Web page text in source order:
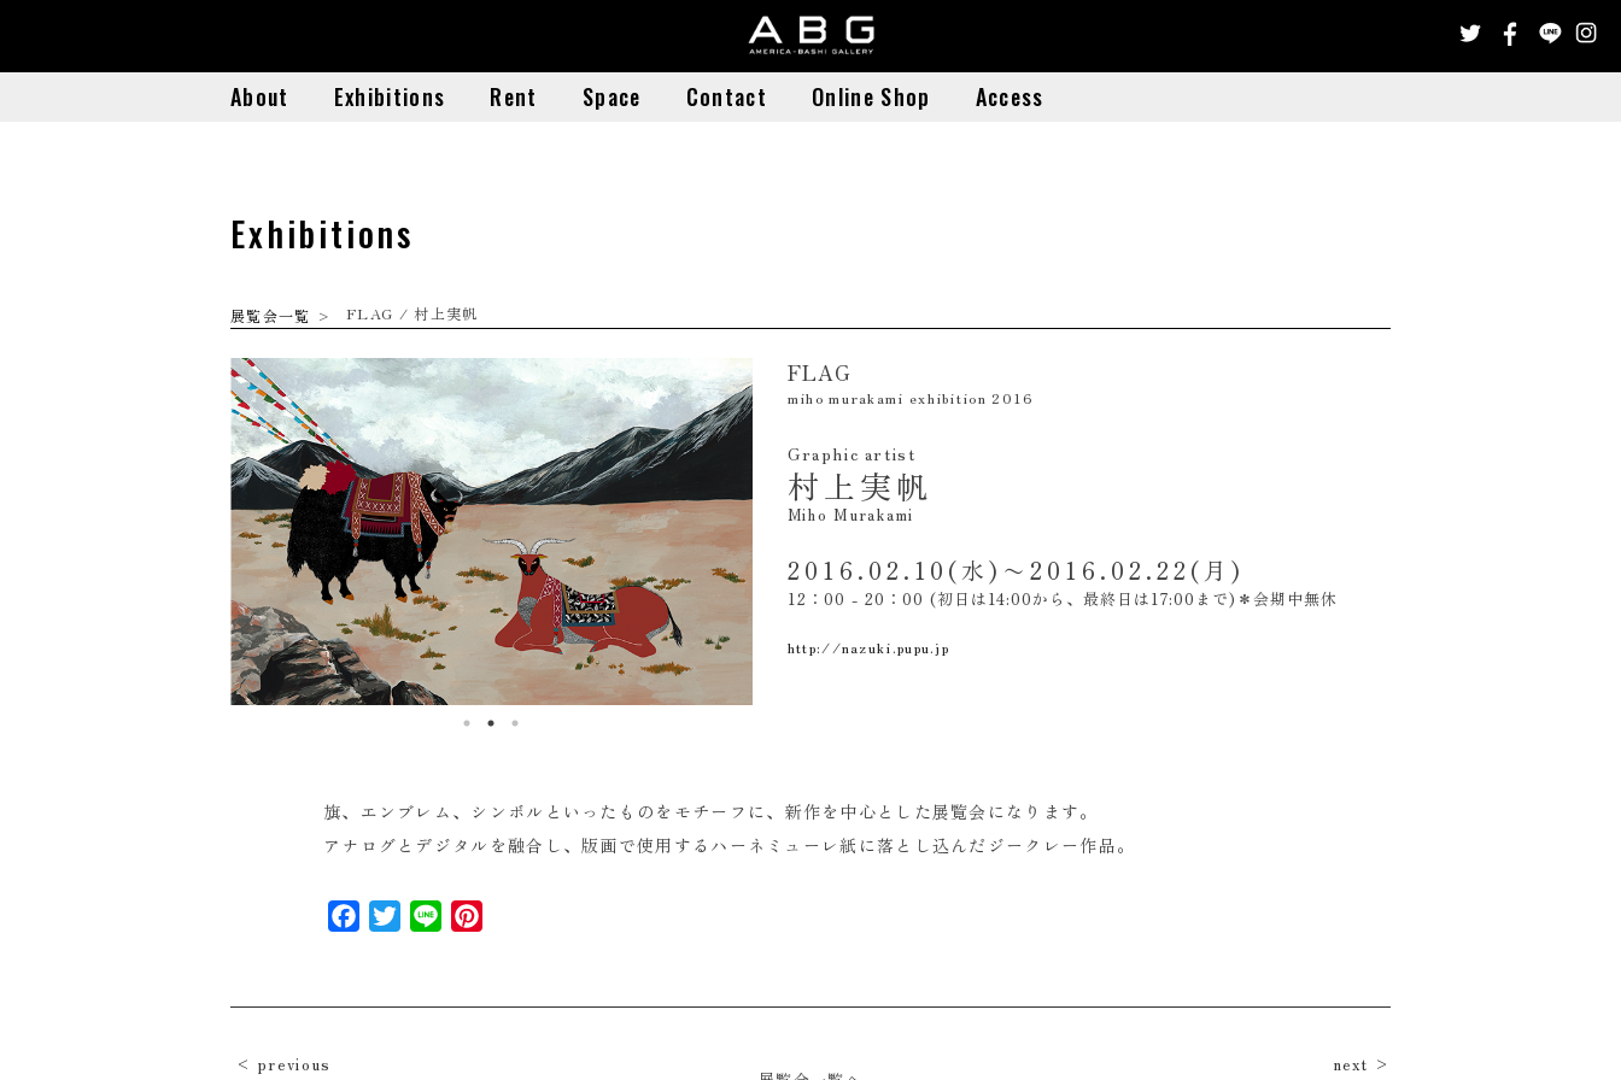
About Exhibitions Rent Space Contact Online Shop Access
Contact Online Shop
Exhibitions
展覧会一覧 > FLAG / 村上実帆
FLAG
miho murakami exhibition 2016
Graphic artist
村上実帆
Miho Murakami
2016.02.10(水)〜2016.02.22(月)
12：00 - 20：00 (初日は14:00から、最終日は17:00まで)＊会期中無休
http://nazuki.pupu.jp
旗、エンブレム、シンボルといったものをモチーフに、新作を中心とした展覧会になります。
アナログとデジタルを融合し、版画で使用するハーネミューレ紙に落とし込んだジークレー作品。
FacebookTwitter
Line
previous next